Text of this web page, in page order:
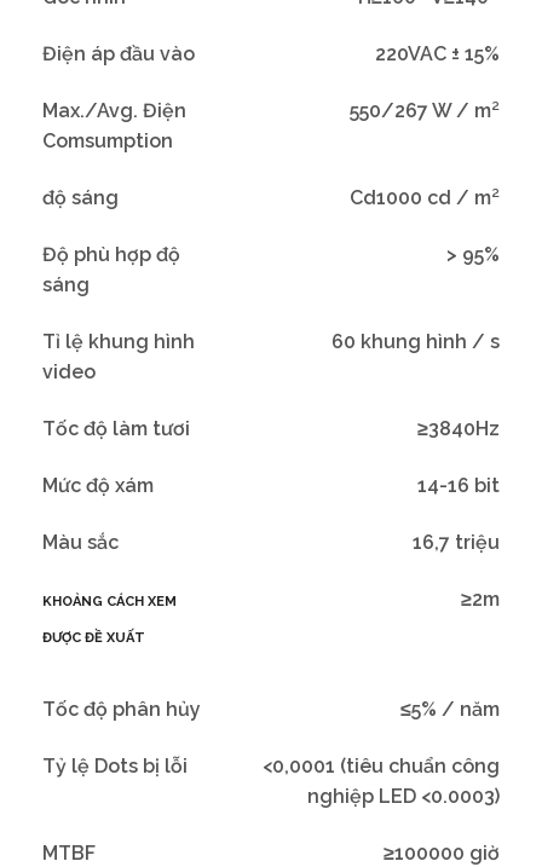
Điện áp đầu vào 220VAC ± 15%
Max./Avg. Điện
Comsumption
550/267 W / m²
độ sáng Cd1000 cd / m²
Độ phù hợp độ
sáng
> 95%
Tỉ lệ khung hình
video
60 khung hình / s
Tốc độ làm tươi ≥3840Hz
Mức độ xám 14-16 bit
Màu sắc 16,7 triệu
KHOẢNG CÁCH XEM
ĐƯỢC ĐỀ XUẤT
≥2m
Tốc độ phân hủy ≤5% / năm
Tỷ lệ Dots bị lỗi
<0,0001 (tiêu chuẩn công
nghiệp LED <0.0003)
MTBF ≥100000 giờ